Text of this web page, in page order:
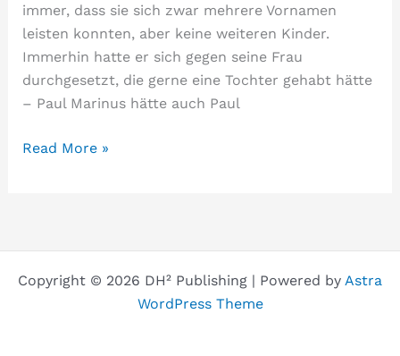
immer, dass sie sich zwar mehrere Vornamen
leisten konnten, aber keine weiteren Kinder.
Immerhin hatte er sich gegen seine Frau
durchgesetzt, die gerne eine Tochter gehabt hätte
– Paul Marinus hätte auch Paul
…
Read More »
Copyright © 2026 DH² Publishing | Powered by Astra
WordPress Theme